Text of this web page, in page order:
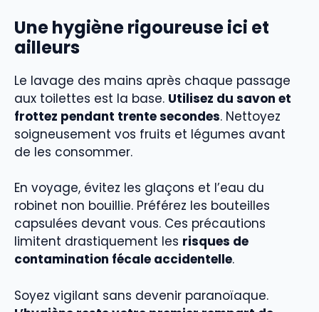
Une hygiène rigoureuse ici et
ailleurs
Le lavage des mains après chaque passage
aux toilettes est la base. Utilisez du savon et
frottez pendant trente secondes. Nettoyez
soigneusement vos fruits et légumes avant
de les consommer.
En voyage, évitez les glaçons et l’eau du
robinet non bouillie. Préférez les bouteilles
capsulées devant vous. Ces précautions
limitent drastiquement les risques de
contamination fécale accidentelle.
Soyez vigilant sans devenir paranoïaque.